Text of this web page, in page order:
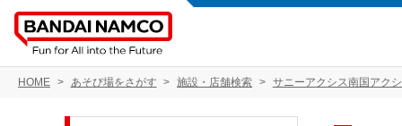
HOME あそび場をさがす 施設・店舗検索 サニーアクシス南国アク